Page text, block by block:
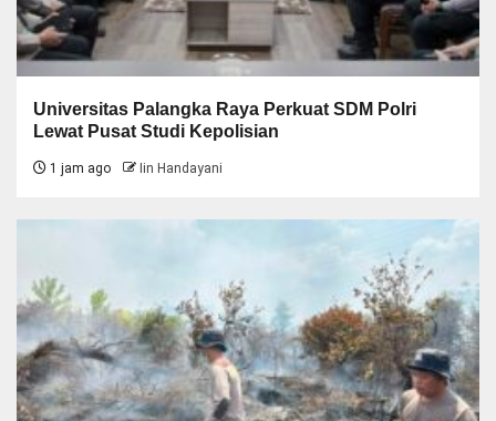
Universitas Palangka Raya Perkuat SDM Polri
Lewat Pusat Studi Kepolisian
1 jam ago Iin Handayani